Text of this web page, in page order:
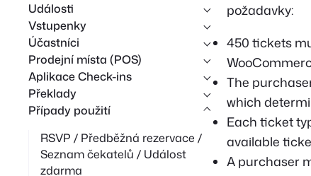
v
á
n
í
Události
Vstupenky
Účastníci
Prodejní místa (POS)
Aplikace Check-ins
Překlady
Případy použití
RSVP / Předběžná rezervace /
Seznam čekatelů / Událost
zdarma
požadavky:
450 tickets
The
which
Each ticket
available
A purchaser